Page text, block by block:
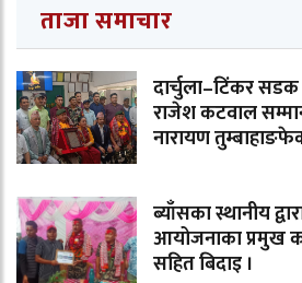
ताजा समाचार
दार्चुला–टिंकर
राजेश कटवाल
नारायण
ब्याँसका स्थानीय
आयोजनाका प्रमुख
सहित बिदाइ ।